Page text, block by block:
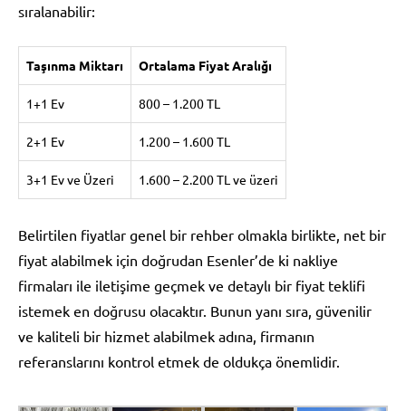
sıralanabilir:
Taşınma Miktarı Ortalama Fiyat Aralığı
1+1 Ev 800 – 1.200 TL
2+1 Ev 1.200 – 1.600 TL
3+1 Ev ve Üzeri 1.600 – 2.200 TL ve üzeri
Belirtilen fiyatlar genel bir rehber olmakla birlikte, net bir
fiyat alabilmek için doğrudan Esenler’de ki nakliye
firmaları ile iletişime geçmek ve detaylı bir fiyat teklifi
istemek en doğrusu olacaktır. Bunun yanı sıra, güvenilir
ve kaliteli bir hizmet alabilmek adına, firmanın
referanslarını kontrol etmek de oldukça önemlidir.